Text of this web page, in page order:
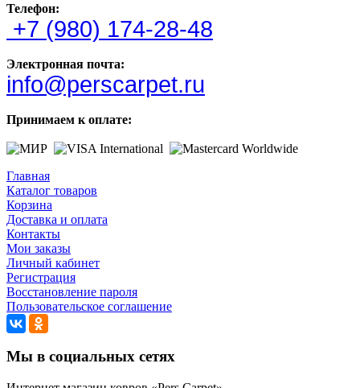
Телефон:
+7 (980) 174-28-48
Электронная почта:
info@perscarpet.ru
Принимаем к оплате:
Главная
Каталог товаров
Корзина
Доставка и оплата
Контакты
Мои заказы
Личный кабинет
Регистрация
Восстановление пароля
Пользовательское соглашение
Мы в социальных сетях